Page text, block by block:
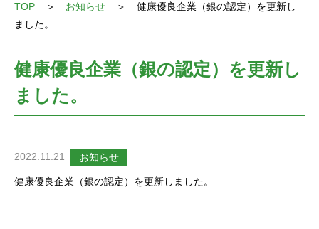
TOP ＞ お知らせ ＞
健康優良企業（銀の認定）を更新し
ました。
健康優良企業（銀の認定）を更新し
ました。
2022.11.21 お知らせ
健康優良企業（銀の認定）を更新しました。